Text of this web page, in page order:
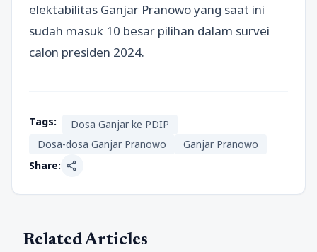
elektabilitas Ganjar Pranowo yang saat ini
sudah masuk 10 besar pilihan dalam survei
calon presiden 2024.
Tags:
Dosa Ganjar ke PDIP
Dosa-dosa Ganjar Pranowo
Ganjar Pranowo
Share: share
Related Articles